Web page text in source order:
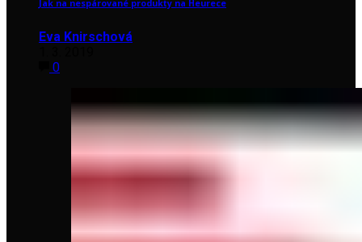
Jak na nespárované produkty na Heurece
Eva Knirschová
0